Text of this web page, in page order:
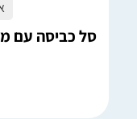
סל כביסה עם